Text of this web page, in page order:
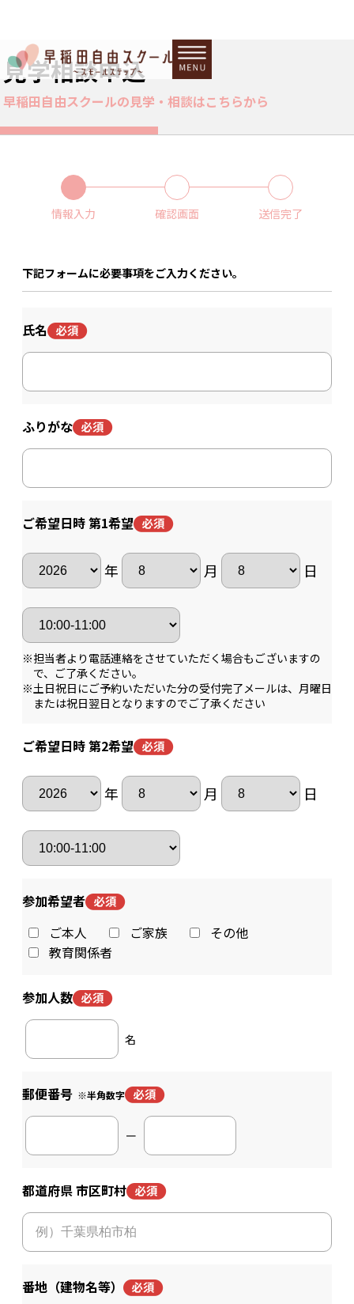
見学相談申込
早稲田自由スクールの見学・相談はこちらから
情報入力 確認画面 送信完了
下記フォームに必要事項をご入力ください。
氏名
ふりがな
ご希望日時 第1希望
年 月 日
担当者より電話連絡をさせていただく場合もございますの
で、ご了承ください。
土日祝日にご予約いただいた分の受付完了メールは、月曜日
または祝日翌日となりますのでご了承ください
ご希望日時 第2希望
年 月 日
参加希望者
ご本人
ご家族
その他
教育関係者
参加人数
名
郵便番号 ※半角数字
－
都道府県 市区町村
番地（建物名等）